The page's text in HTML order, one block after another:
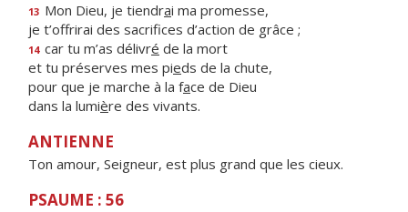
13 Mon Dieu, je tiendrai ma promesse,
je t’offrirai des sacrifces d’action de grâce ;
14 car tu m’as délivré de la mort
et tu préserves mes pieds de la chute,
pour que je marche à la face de Dieu
dans la lumière des vivants.
ANTIENNE
Ton amour, Seigneur, est plus grand que les cieux.
PSAUME : 56